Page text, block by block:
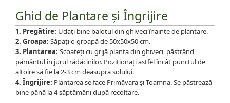
Ghid de Plantare și Îngrijire
1. Pregătire: Udați bine balotul din ghiveci înainte de plantare.
2. Groapa: Săpați o groapă de 50x50x50 cm.
3. Plantarea: Scoateți cu grijă planta din ghiveci, păstrând
pământul în jurul rădăcinilor. Poziționați astfel încât punctul de
altoire să fie la 2-3 cm deasupra solului.
4. Îngrijire: Plantarea se face Primăvara și Toamna. Se păstrează
bine până la 4 săptămâni după recoltare.